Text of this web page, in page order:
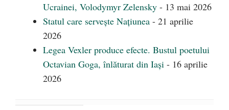
Ucrainei, Volodymyr Zelensky - 13 mai 2026
Statul care servește Națiunea - 21 aprilie
2026
Legea Vexler produce efecte. Bustul poetului
Octavian Goga, înlăturat din Iași - 16 aprilie
2026